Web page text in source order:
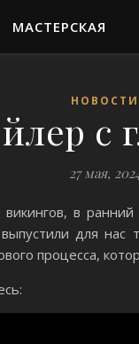
МАСТЕРСКАЯ
НОВОСТИ
27 мая,
в
для
процесса,